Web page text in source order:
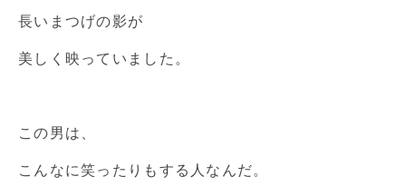
長いまつげの影が
美しく映っていました。
この男は、
こんなに笑ったりもする人なんだ。